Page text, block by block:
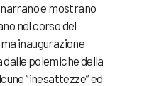
e mostrano
nel corso del
inaugurazione
dalle polemiche della
“inesattezze” ed